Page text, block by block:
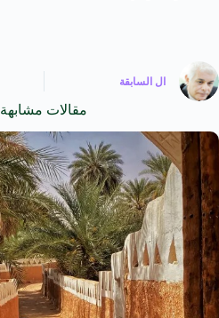
ال السابقة
مقالات مشابهة